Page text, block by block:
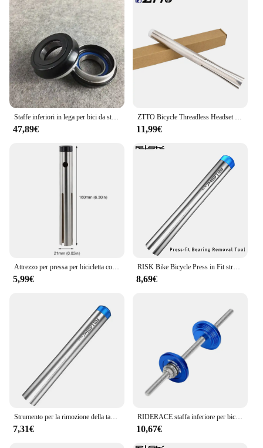
Staffe inferiori in lega per bici da strada in carbonio, adattatore per bici, parti di connettori per bici, BB30, BB68, PF30, BB386, BB79, BBright
47,89€
ZTTO Bicycle Threadless Headset Cup Remove Tool Driver di espansione pressa in acciaio inossidabile di alta qualità Fit ZS Type Steerer
11,99€
Attrezzo per pressa per bicicletta comodo strumento per guarnitura con cuscinetto a foro per appendere pratico da usare strumento per la rimozione di BB in acciaio per gli appassionati di bici
5,99€
RISK Bike Bicycle Press in Fit strumento di rimozione della staffa inferiore BB Cup Bearing Remover mandrino 22-24mm BB86 PF30 BB92 guarnitura
8,69€
Strumento per la rimozione della tazza della cuffia della bicicletta Dispositivo per la rimozione dei cuscinetti della cuffia Facile da usare BB86 PF30 BB92 Strumento per il movimento centrale Press Fit per bici da strada
7,31€
RIDERACE staffa inferiore per bicicletta strumenti di installazione BB per Mountain Bike Headset Press Tool lavorazione strumenti di riparazione per ciclismo su strada
10,67€